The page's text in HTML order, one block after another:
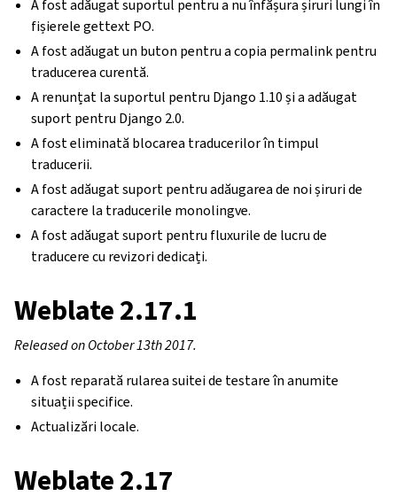
A fost adăugat suportul pentru a nu înfășura șiruri lungi în
fișierele gettext PO.
A fost adăugat un buton pentru a copia permalink pentru
traducerea curentă.
A renunțat la suportul pentru Django 1.10 și a adăugat
suport pentru Django 2.0.
A fost eliminată blocarea traducerilor în timpul
traducerii.
A fost adăugat suport pentru adăugarea de noi șiruri de
caractere la traducerile monolingve.
A fost adăugat suport pentru fluxurile de lucru de
traducere cu revizori dedicați.
Weblate 2.17.1
Released on October 13th 2017.
A fost reparată rularea suitei de testare în anumite
situații specifice.
Actualizări locale.
Weblate 2.17